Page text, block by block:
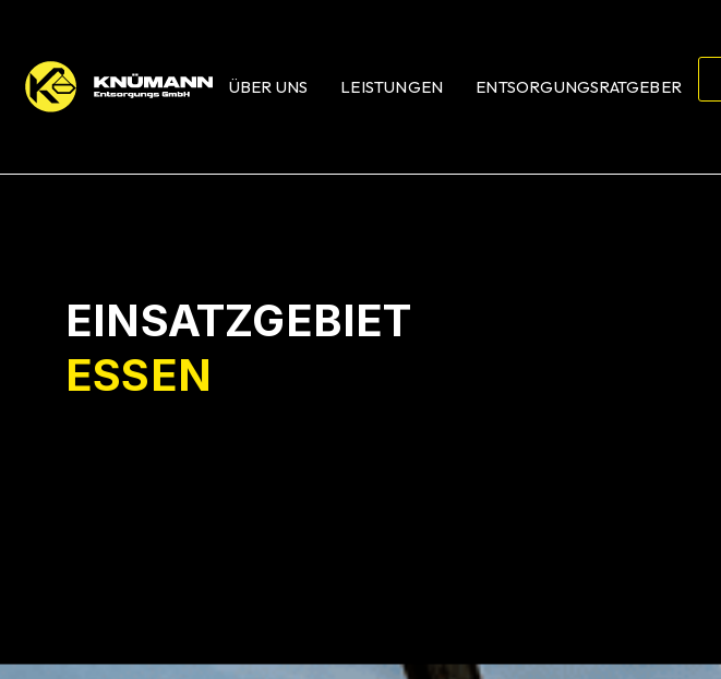
ÜBER UNS LEISTUNGEN ENTSORGUNGSRATGEBER
EINSATZGEBIET
ESSEN